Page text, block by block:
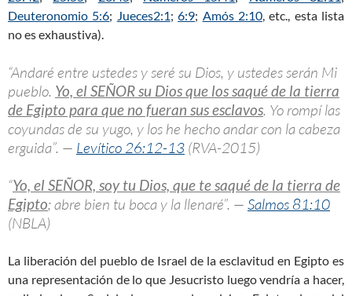
Deuteronomio 5:6; Jueces2:1;6:9; Amós 2:10, etc., esta lista
no es exhaustiva).
“Andaré entre ustedes y seré su Dios, y ustedes serán Mi
pueblo. Yo, el SEÑOR su Dios que los saqué de la tierra
de Egipto para que no fueran sus esclavos. Yo rompí las
coyundas de su yugo, y los he hecho andar con la cabeza
erguida”. — Levítico 26:12-13 (RVA-2015)
“Yo, el SEÑOR, soy tu Dios, que te saqué de la tierra de
Egipto; abre bien tu boca y la llenaré”. — Salmos 81:10
(NBLA)
La liberación del pueblo de Israel de la esclavitud en Egipto es
una representación de lo que Jesucristo luego vendría a hacer,